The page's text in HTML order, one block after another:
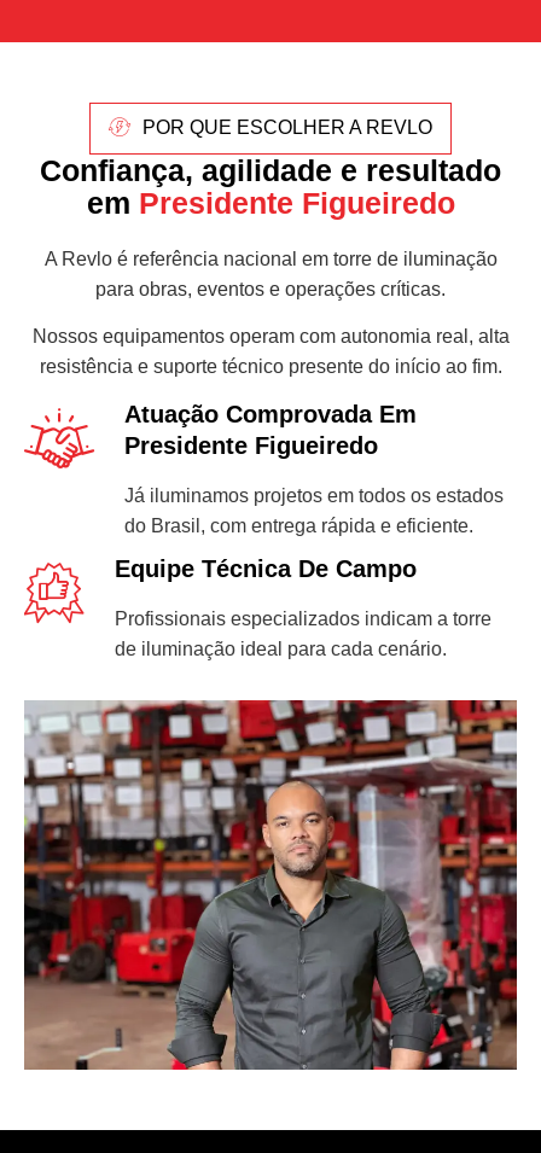
POR QUE ESCOLHER A REVLO
Confiança, agilidade e resultado
em Presidente Figueiredo
A Revlo é referência nacional em torre de iluminação
para obras, eventos e operações críticas.
Nossos equipamentos operam com autonomia real, alta
resistência e suporte técnico presente do início ao fim.
Atuação Comprovada Em
Presidente Figueiredo
Já iluminamos projetos em todos os estados
do Brasil, com entrega rápida e eficiente.
Equipe Técnica De Campo
Profissionais especializados indicam a torre
de iluminação ideal para cada cenário.